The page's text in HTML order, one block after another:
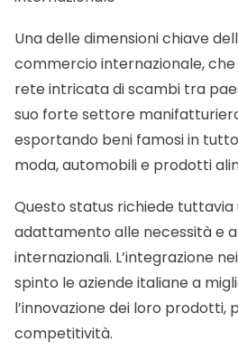
Una delle dimensioni chiave
commercio internazionale,
rete intricata di scambi tra
suo forte settore
esportando beni famosi in
moda, automobili e prodotti
Questo status richiede
adattamento alle necessità e
internazionali. L’integrazione
spinto le aziende italiane a
l’innovazione dei loro prodotti,
competitività.